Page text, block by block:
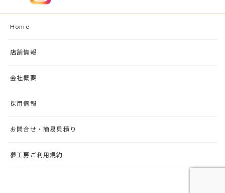
Home
店舗情報
会社概要
採用情報
お問合せ・簡易見積り
夢工房ご利用規約